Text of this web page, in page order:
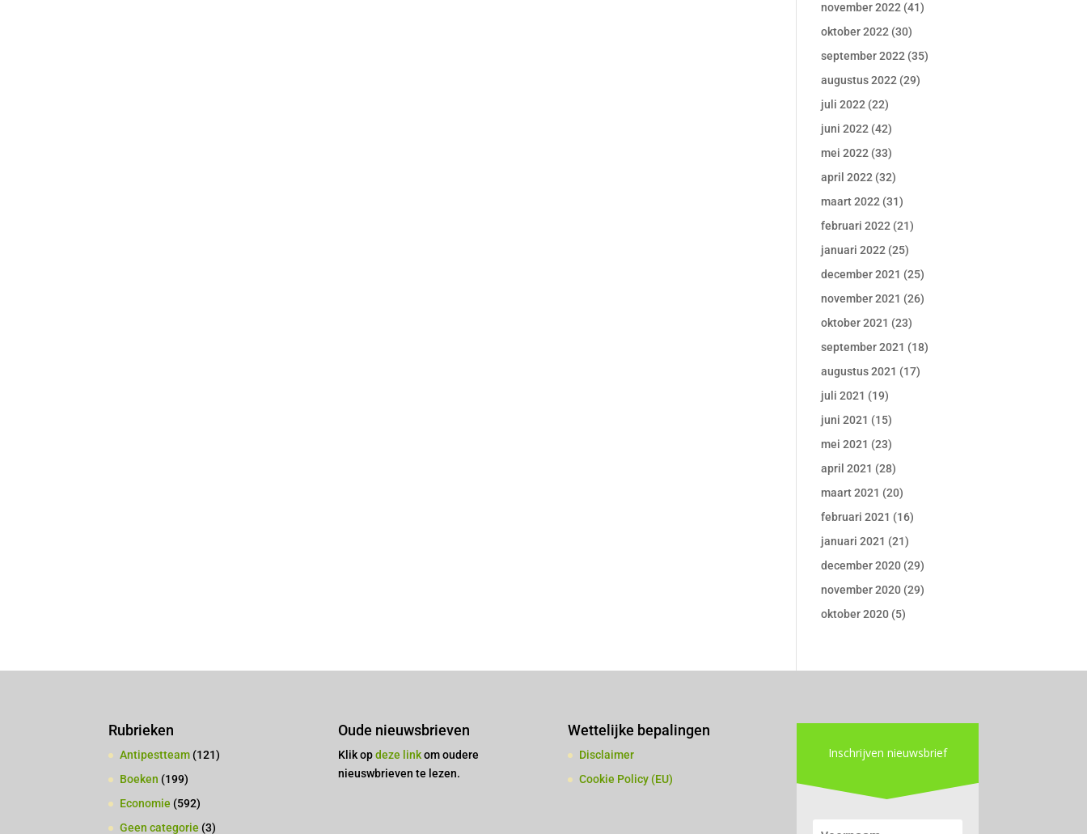
november 2022 (41)
oktober 2022 (30)
september 2022 (35)
augustus 2022 (29)
juli 2022 (22)
juni 2022 (42)
mei 2022 (33)
april 2022 (32)
maart 2022 (31)
februari 2022 (21)
januari 2022 (25)
december 2021 (25)
november 2021 (26)
oktober 2021 (23)
september 2021 (18)
augustus 2021 (17)
juli 2021 (19)
juni 2021 (15)
mei 2021 (23)
april 2021 (28)
maart 2021 (20)
februari 2021 (16)
januari 2021 (21)
december 2020 (29)
november 2020 (29)
oktober 2020 (5)
Rubrieken
Antipestteam (121)
Boeken (199)
Economie (592)
Geen categorie (3)
Oude nieuwsbrieven
Klik opdeze linkom oudere
nieuswbrieven te lezen.
Wettelijke bepalingen
Disclaimer
Cookie Policy (EU)
Inschrijven nieuwsbrief